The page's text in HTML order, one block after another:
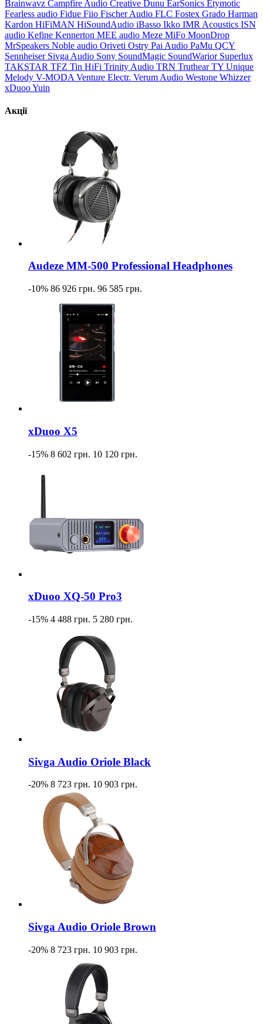
Brainwavz Campfire Audio Creative Dunu EarSonics Etymotic
Fearless audio Fidue Fiio Fischer Audio FLC Fostex Grado Harman
Kardon HiFiMAN HiSoundAudio iBasso Ikko IMR Acoustics ISN
audio Kefine Kennerton MEE audio Meze MiFo MoonDrop
MrSpeakers Noble audio Oriveti Ostry Pai Audio PaMu QCY
Sennheiser Sivga Audio Sony SoundMagic SoundWarior Superlux
TAKSTAR TFZ Tin HiFi Trinity Audio TRN TruthearTY Unique
Melody V-MODA Venture Electr. Verum Audio Westone Whizzer
xDuooYuin
Акції
Audeze MM-500 Professional Headphones
-10% 86 926 грн. 96 585 грн.
xDuoo X5
-15% 8 602 грн. 10 120 грн.
xDuoo XQ-50 Pro3
-15% 4 488 грн. 5 280 грн.
Sivga Audio Oriole Black
-20% 8 723 грн. 10 903 грн.
Sivga Audio Oriole Brown
-20% 8 723 грн. 10 903 грн.